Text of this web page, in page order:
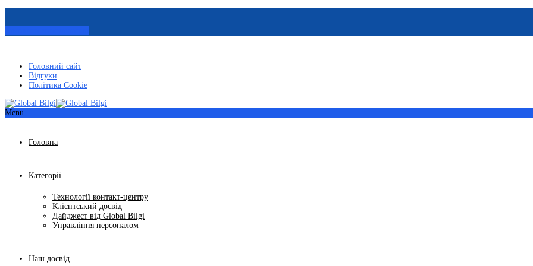
Головний сайт
Відгуки
Політика Cookie
Menu
Головна
Категорії
Технології контакт-центру
Клієнтський досвід
Дайджест від Global Bilgi
Управління персоналом
Наш досвід